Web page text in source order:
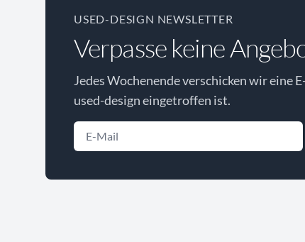
USED-DESIGN NEWSLETTER
Verpasse keine
Jedes Wochenende verschicken wir eine
used-design eingetroffen ist.